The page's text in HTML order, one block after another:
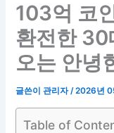
103억 코
환전한 30
오는 안녕
글쓴이관리자/2026년
Table of